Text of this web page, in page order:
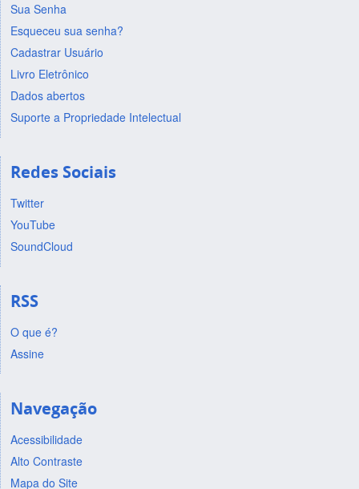
Sua Senha
Esqueceu sua senha?
Cadastrar Usuário
Livro Eletrônico
Dados abertos
Suporte a Propriedade Intelectual
Redes Sociais
Twitter
YouTube
SoundCloud
RSS
O que é?
Assine
Navegação
Acessibilidade
Alto Contraste
Mapa do Site